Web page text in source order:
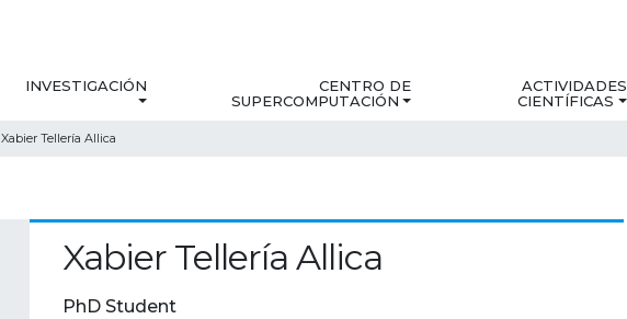
INVESTIGACIÓN
CENTRO DE
SUPERCOMPUTACIÓN
ACTIVIDADES
CIENTÍFICAS
Xabier Tellería Allica
Xabier Tellería Allica
PhD Student